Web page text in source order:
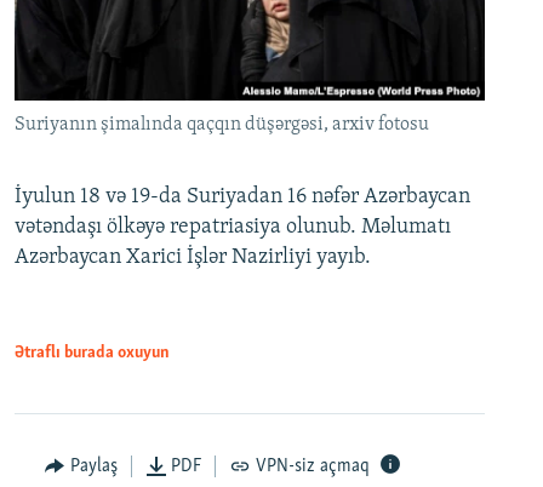
Suriyanın şimalında qaçqın düşərgəsi, arxiv fotosu
İyulun 18 və 19-da Suriyadan 16 nəfər Azərbaycan
vətəndaşı ölkəyə repatriasiya olunub. Məlumatı
Azərbaycan Xarici İşlər Nazirliyi yayıb.
Ətraflı burada oxuyun
Paylaş PDF VPN-siz açmaq